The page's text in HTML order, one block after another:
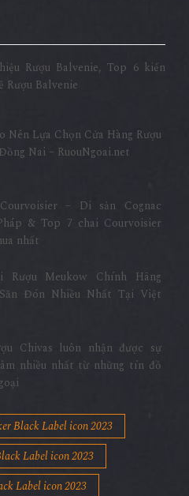
Rượu Balvenie, Top 6 kiến
Rượu Balvenie
Nên Lựa Chọn Cửa Hàng Rượu
Nai – RuouNgoai.net
– Di sản Cognac
& Top 7 chai Courvoisier
nhất
Rượu Meukow Chính Hãng
Đón Nhiều Nhất Tại Việt
Chivas luôn nhận được sự
nhiều nhất từ những tín đồ
Black Label icon 2023
Label icon 2023
Label icon 2023